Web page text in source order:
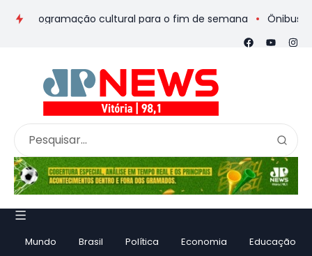
programação cultural para o fim de semana Ônibus de
Mundo Brasil Política Economia Educação